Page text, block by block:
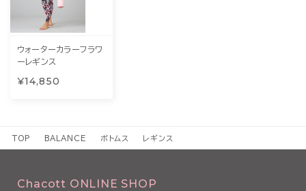
ウォーターカラーフラワ
ーレギンス
¥14,850
TOP BALANCE ボトムス レギンス
Chacott ONLINE SHOP